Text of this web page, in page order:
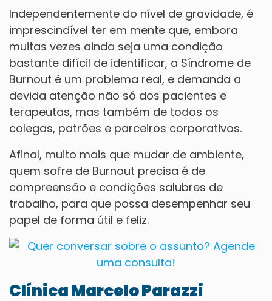
Independentemente do nível de gravidade, é
imprescindível ter em mente que, embora
muitas vezes ainda seja uma condição
bastante difícil de identificar, a Síndrome de
Burnout é um problema real, e demanda a
devida atenção não só dos pacientes e
terapeutas, mas também de todos os
colegas, patrões e parceiros corporativos.
Afinal, muito mais que mudar de ambiente,
quem sofre de Burnout precisa é de
compreensão e condições salubres de
trabalho, para que possa desempenhar seu
papel de forma útil e feliz.
Clínica Marcelo Parazzi